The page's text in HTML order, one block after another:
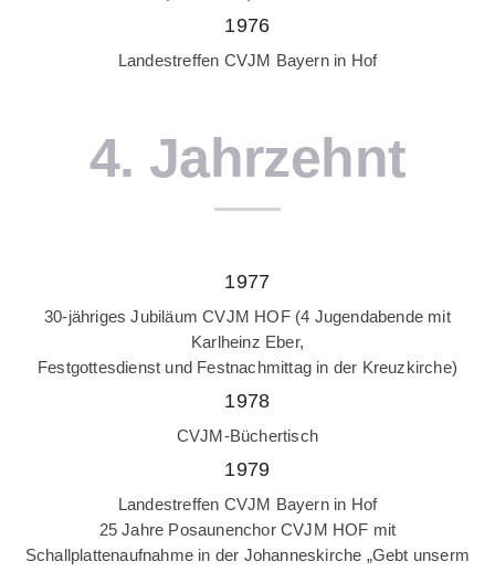
1976
Landestreffen CVJM Bayern in Hof
4. Jahrzehnt
1977
30-jähriges Jubiläum CVJM HOF (4 Jugendabende mit
Karlheinz Eber,
Festgottesdienst und Festnachmittag in der Kreuzkirche)
1978
CVJM-Büchertisch
1979
Landestreffen CVJM Bayern in Hof
25 Jahre Posaunenchor CVJM HOF mit
Schallplattenaufnahme in der Johanneskirche „Gebt unserm